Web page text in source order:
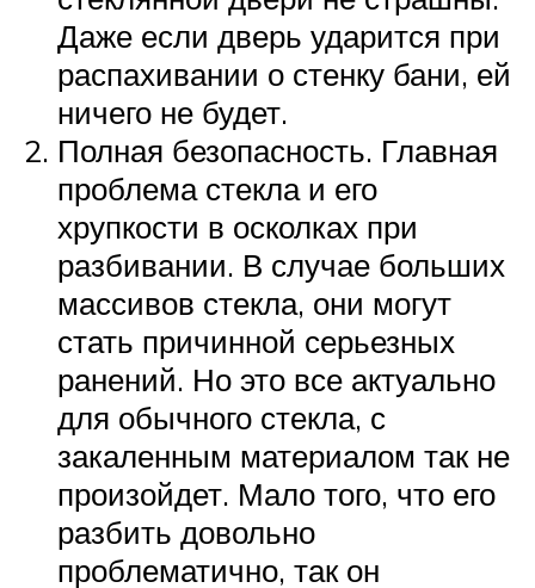
Даже если дверь ударится при
распахивании о стенку бани, ей
ничего не будет.
Полная безопасность. Главная
проблема стекла и его
хрупкости в осколках при
разбивании. В случае больших
массивов стекла, они могут
стать причинной серьезных
ранений. Но это все актуально
для обычного стекла, с
закаленным материалом так не
произойдет. Мало того, что его
разбить довольно
проблематично, так он